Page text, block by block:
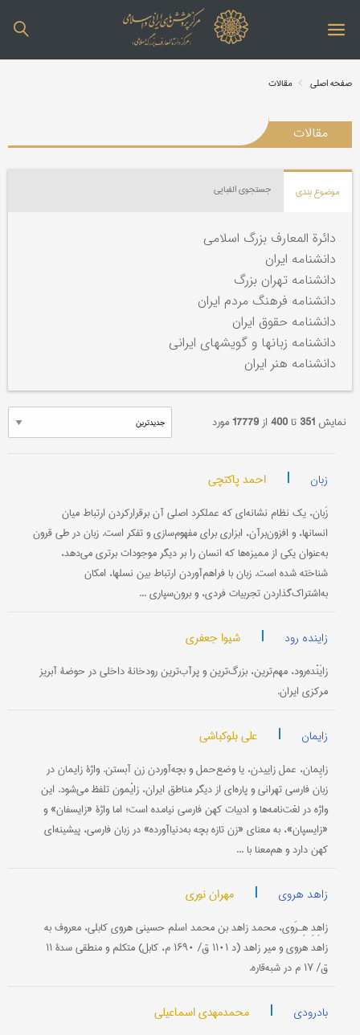
صفحه اصلی مقالات
مقالات
موضوع بندی جستجوی الفبایی
دائرة المعارف بزرگ اسلامی
دانشنامه ایران
دانشنامه تهران بزرگ
دانشنامه فرهنگ مردم ایران
دانشنامه حقوق ایران
دانشنامه زبانها و گویشهای ایرانی
دانشنامه هنر ایران
نمایش 351 تا400 از17779مورد
زبان | احمد پاکتچی
زَبان، يک نظام نشانه‌ای که عملکرد اصلی آن برقرارکردن ارتباط ميان
انسانها، و افزون‌برآن، ابزاری برای مفهوم‌سازی و تفکر است. زبان در طی قرون
به‌عنوان يکی از مميزه‌ها که انسان را بر ديگر موجودات برتری می‌دهد،
شناخته شده است. زبان با فراهم‌آوردن ارتباط بين نسلها، امکان
به‌اشتراک‌گذاردن تجربيات فردی، و برون‌سپاری ...
زاینده رود | شیوا جعفری
زایَنْده‌رود، مهم‌ترین، بزرگ‌ترین و پرآب‌ترین رودخانۀ داخلی در حوضۀ آبریز
مرکزی ایران.
زایمان | علی بلوکباشی
زایِمان، عمل زاییدن، یا وضع‌حمل و بچه‌آوردن زن آبستن. واژۀ زایمان در
زبان فارسی تهرانی و پاره‌ای از دیگر مناطق ایران، زایْمون تلفظ می‌شود. این
واژه در لغت‌نامه‌ها و ادبیات کهن فارسی نیامده است؛ اما واژۀ «زایسفان» و
«زایسپان»، به معنای «زن تازه بچه به‌دنیا‌آورده» در زبان فارسی، پیشینه‌ای
کهن دارد و هم‌معنا با ...
زاهد هروی | مهران نوری
زاهِدِ هِـرَوی، محمد زاهد بن محمد اسلم حسینی هروی کابلی، معروف به
زاهد هروی و میر زاهد (د ۱۱۰۱ ق/ ۱۶۹۰ م، کابل) متکلم و منطقی سدۀ ۱۱
ق/ ۱۷ م در شبه‌قاره.
بادرودی | محمدمهدی اسماعیلی